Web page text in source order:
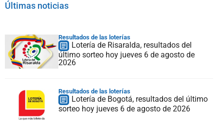
Últimas noticias
Resultados de las loterías
Lotería de Risaralda, resultados del
último sorteo hoy jueves 6 de agosto de
2026
Resultados de las loterías
Lotería de Bogotá, resultados del último
sorteo hoy jueves 6 de agosto de 2026